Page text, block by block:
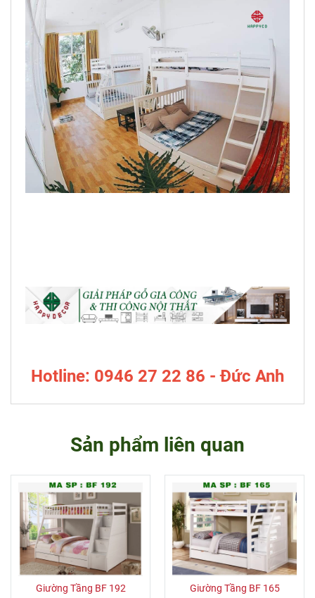
Hotline: 0946 27 22 86 - Đức Anh
Sản phẩm liên quan
Giường Tầng BF 192 Giường Tầng BF 165